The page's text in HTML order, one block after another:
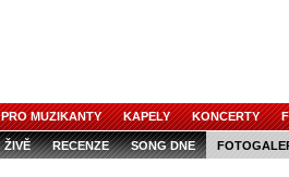
PRO MUZIKANTY KAPELY KONCERTY
ŽIVĚ RECENZE SONG DNE